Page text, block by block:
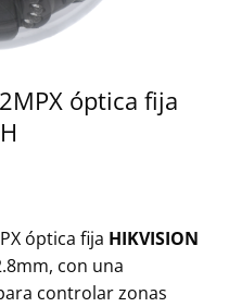
óptica fija
óptica fija HIKVISION
con una
controlar zonas